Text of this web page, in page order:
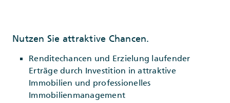
Nutzen Sie attraktive Chancen.
Renditechancen und Erzielung laufender
Erträge durch Investition in attraktive
Immobilien und professionelles
Immobilienmanagement